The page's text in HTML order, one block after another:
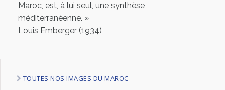
Maroc, est, à lui seul, une synthèse
méditerranéenne. »
Louis Emberger (1934)
TOUTES NOS IMAGES DU MAROC